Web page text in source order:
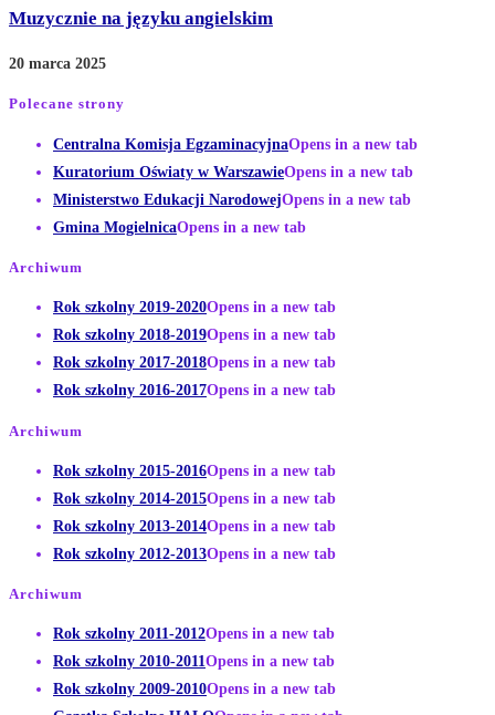
Muzycznie na języku angielskim
20 marca 2025
Polecane strony
Centralna Komisja EgzaminacyjnaOpens in a new tab
Kuratorium Oświaty w WarszawieOpens in a new tab
Ministerstwo Edukacji NarodowejOpens in a new tab
Gmina MogielnicaOpens in a new tab
Archiwum
Rok szkolny 2019-2020Opens in a new tab
Rok szkolny 2018-2019Opens in a new tab
Rok szkolny 2017-2018Opens in a new tab
Rok szkolny 2016-2017Opens in a new tab
Archiwum
Rok szkolny 2015-2016Opens in a new tab
Rok szkolny 2014-2015Opens in a new tab
Rok szkolny 2013-2014Opens in a new tab
Rok szkolny 2012-2013Opens in a new tab
Archiwum
Rok szkolny 2011-2012Opens in a new tab
Rok szkolny 2010-2011Opens in a new tab
Rok szkolny 2009-2010Opens in a new tab